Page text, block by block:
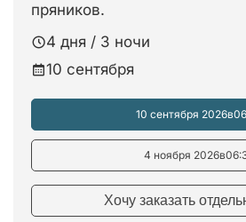
пряников.
4 дня / 3 ночи
10 сентября
10 сентября 2026в
4 ноября 2026в
Хочу заказать